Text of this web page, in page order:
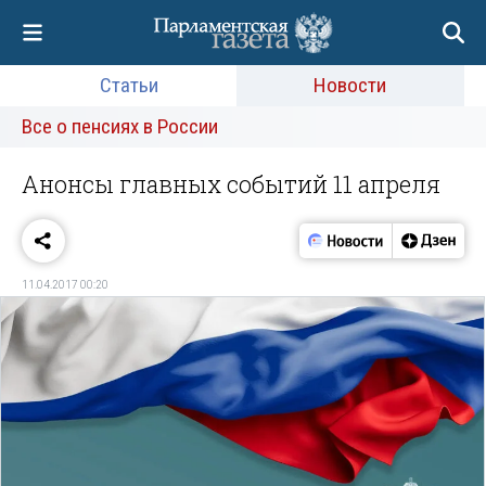
Статьи
Новости
Все о пенсиях в России
Анонсы главных событий 11 апреля
11.04.2017 00:20